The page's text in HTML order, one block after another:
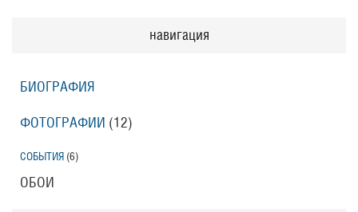
навигация
БИОГРАФИЯ
ФОТОГРАФИИ (12)
СОБЫТИЯ (6)
ОБОИ